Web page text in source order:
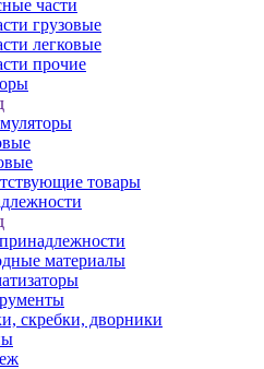
части
грузовые
легковые
прочие
товары
материалы
скребки, дворники